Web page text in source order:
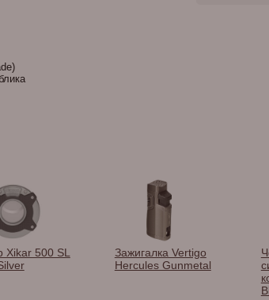
Xikar 500 SL
Зажигалка Vertigo
Hercules Gunmetal